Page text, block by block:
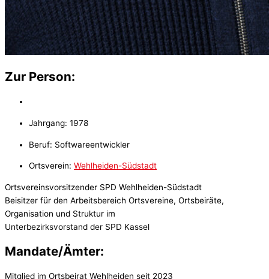
Zur Person:
Jahrgang: 1978
Beruf: Softwareentwickler
Ortsverein: Wehlheiden-Südstadt
Ortsvereinsvorsitzender SPD Wehlheiden-Südstadt
Beisitzer für den Arbeitsbereich Ortsvereine, Ortsbeiräte,
Organisation und Struktur im
Unterbezirksvorstand der SPD Kassel
Mandate/Ämter:
Mitglied im Ortsbeirat Wehlheiden seit 2023